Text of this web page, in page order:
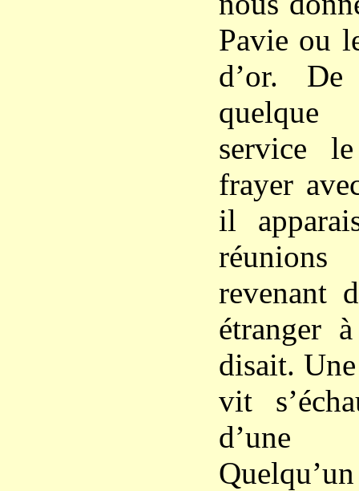
Pavie ou
d’or.
service
frayer
il
revenant
étranger
disait.
vit
d’une